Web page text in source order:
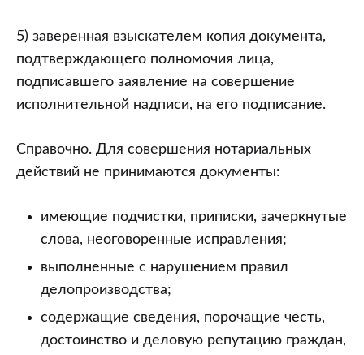
5) заверенная взыскателем копия документа,
подтверждающего полномочия лица,
подписавшего заявление на совершение
исполнительной надписи, на его подписание.
Справочно. Для совершения нотариальных
действий не принимаются документы:
имеющие подчистки, приписки, зачеркнутые
слова, неоговоренные исправления;
выполненные с нарушением правил
делопроизводства;
содержащие сведения, порочащие честь,
достоинство и деловую репутацию граждан,